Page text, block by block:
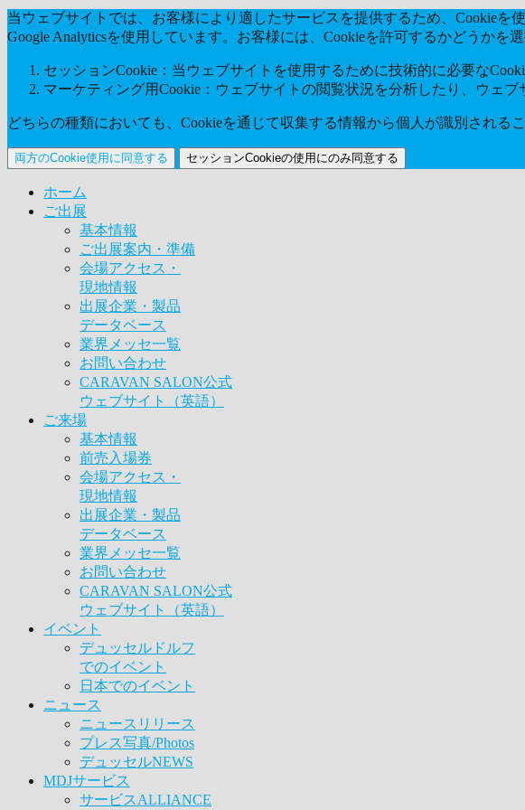
当ウェブサイトでは、お客様により適したサービスを提供するため、Cookie
Google Analyticsを使用しています。お客様には、Cookieを許可するかどうかを
セッションCookie：当ウェブサイトを使用するために技術的に必要な
マーケティング用Cookie：ウェブサイトの閲覧状況を分析したり、ウェ
どちらの種類においても、Cookieを通じて収集する情報から個人が識別される
両方のCookie使用に同意する セッションCookieの使用にのみ同意する
ホーム
ご出展
基本情報
ご出展案内・準備
会場アクセス・
現地情報
出展企業・製品
データベース
業界メッセ一覧
お問い合わせ
CARAVAN SALON公式
ウェブサイト（英語）
ご来場
基本情報
前売入場券
会場アクセス・
現地情報
出展企業・製品
データベース
業界メッセ一覧
お問い合わせ
CARAVAN SALON公式
ウェブサイト（英語）
イベント
デュッセルドルフ
でのイベント
日本でのイベント
ニュース
ニュースリリース
プレス写真/Photos
デュッセルNEWS
MDJサービス
サービスALLIANCE